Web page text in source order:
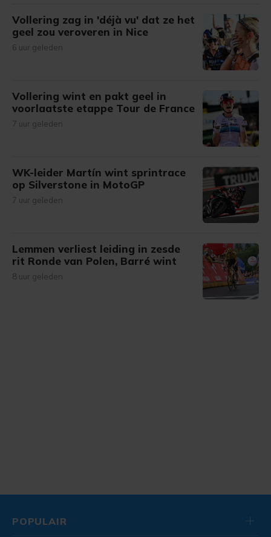
Vollering zag in 'déjà vu' dat ze het
geel zou veroveren in Nice
6 uur geleden
Vollering wint en pakt geel in
voorlaatste etappe Tour de France
7 uur geleden
WK-leider Martín wint sprintrace
op Silverstone in MotoGP
7 uur geleden
Lemmen verliest leiding in zesde
rit Ronde van Polen, Barré wint
8 uur geleden
POPULAIR